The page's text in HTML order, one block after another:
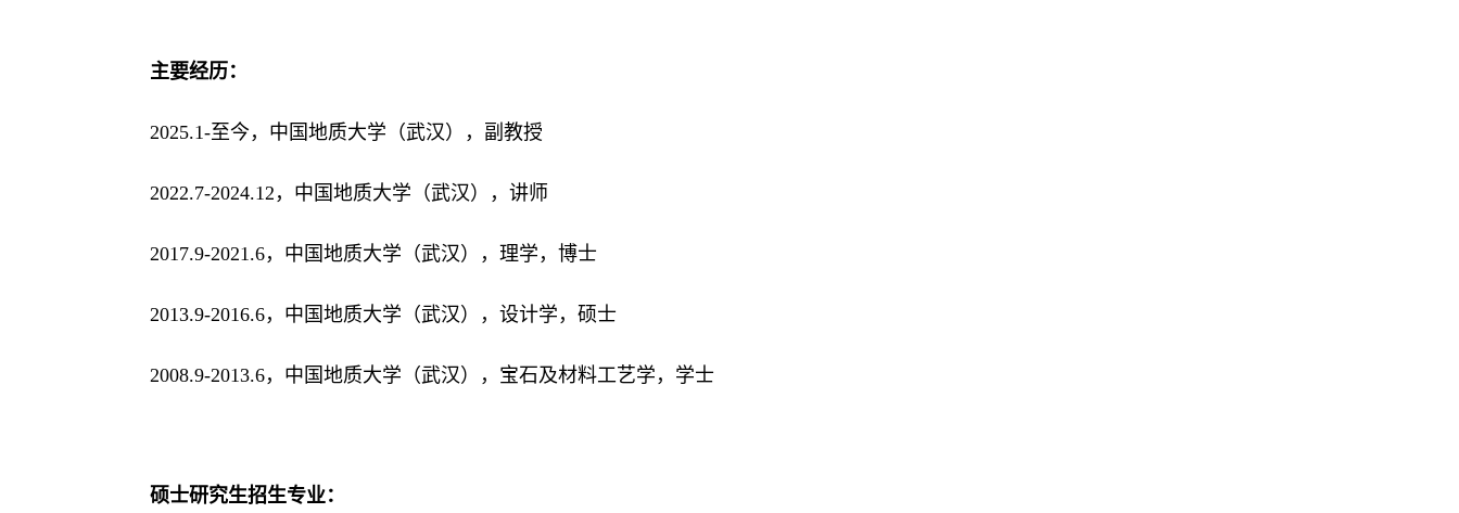
主要经历：
2025.1-至今， 中国地质大学（武汉） ，副教授
2022.7-2024.12， 中国地质大学（武汉） ，讲师
2017.9-2021.6， 中国地质大学（武汉） ，理学，博士
2013.9-2016.6， 中国地质大学（武汉） ，设计学 ， 硕士
2008.9-2013.6， 中国地质大学（武汉） ，宝石及材料工艺学， 学士
硕士研究生招生专业：